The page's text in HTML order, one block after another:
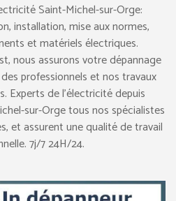
Saint-Michel-sur-Orge:
installation, mise aux normes,
et matériels électriques.
nous assurons votre dépannage
professionnels et nos travaux
Experts de l’électricité depuis
sur-Orge tous nos spécialistes
et assurent une qualité de travail
7j/7 24H/24.